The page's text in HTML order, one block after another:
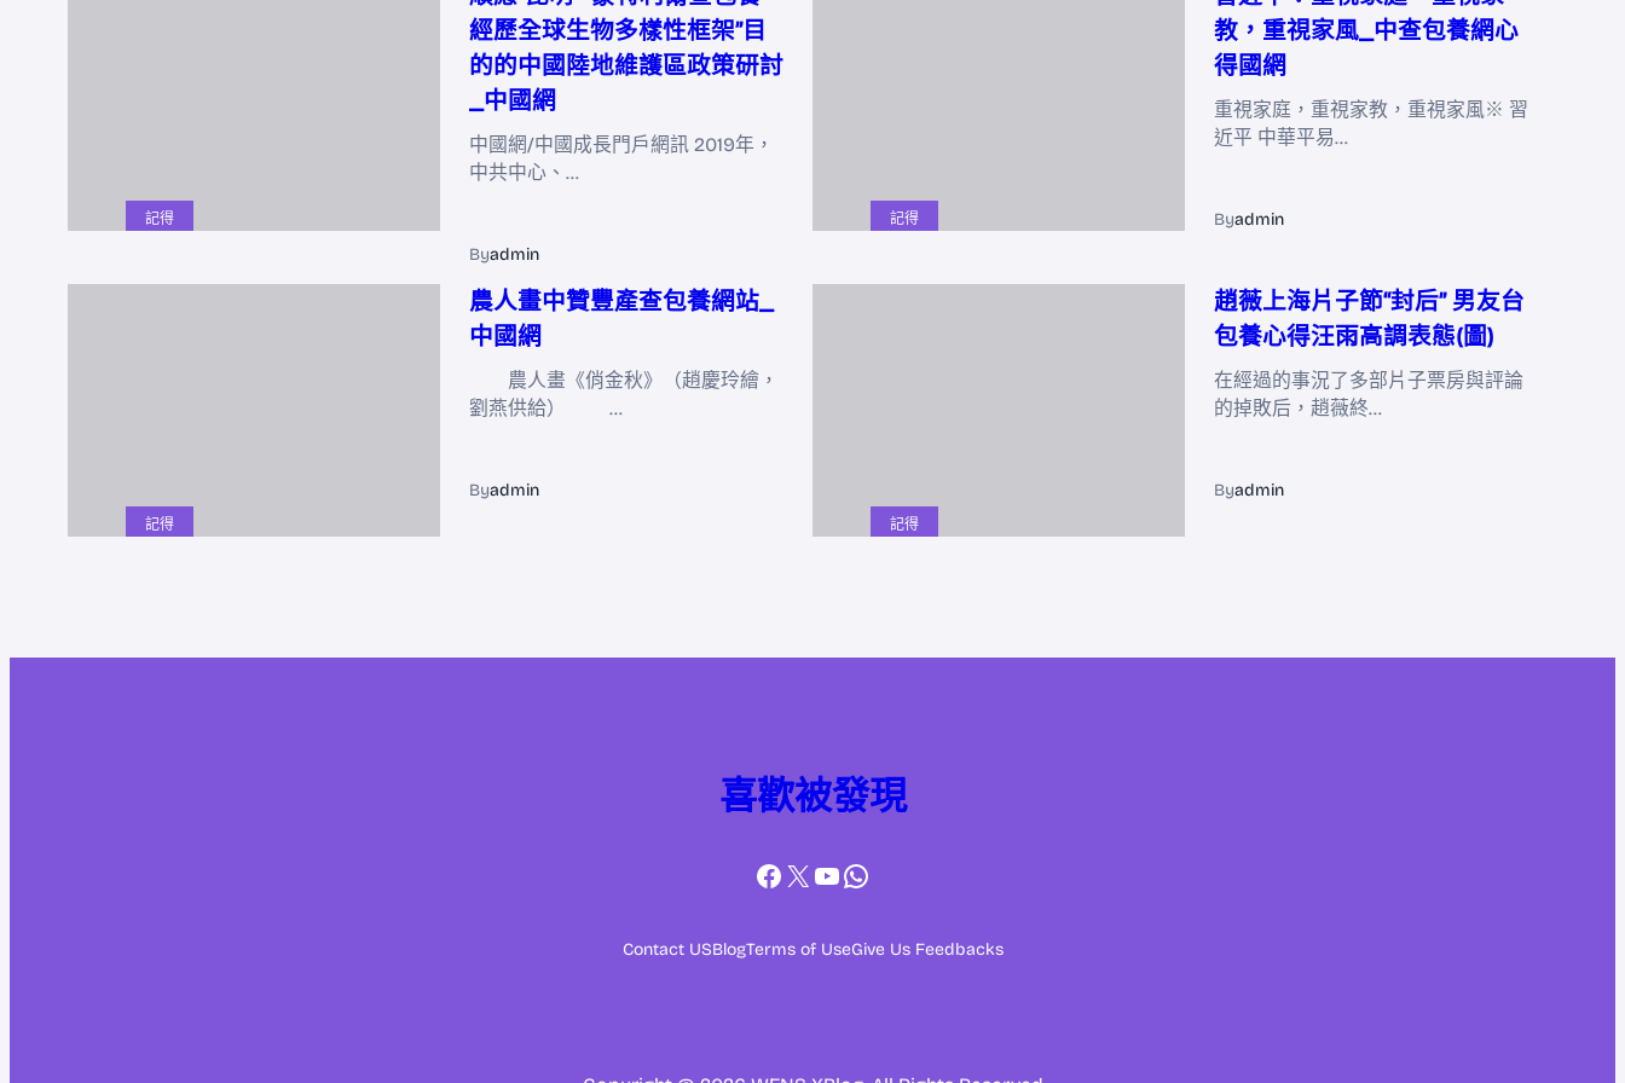
記得
經歷全球生物多樣性框架”目
的的中國陸地維護區政策研討
_中國網
中國網/中國成長門戶網訊 2019年，
中共中心、…
Byadmin
記得
教，重視家風_中查包養網心
得國網
重視家庭，重視家教，重視家風※ 習
近平 中華平易…
Byadmin
記得
農人畫中贊豐產查包養網站_
中國網
農人畫《俏金秋》（趙慶玲繪，
劉燕供給） …
Byadmin
記得
趙薇上海片子節“封后” 男友台
包養心得汪雨高調表態(圖)
在經過的事況了多部片子票房與評論
的掉敗后，趙薇終…
Byadmin
喜歡被發現
Facebook
X YouTube
WhatsApp
Contact USBlogTerms of UseGive Us Feedbacks